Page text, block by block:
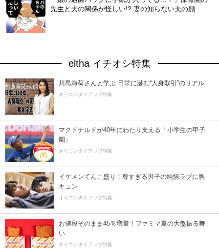
先生と夫の関係が怪しい!? 妻の知らない夫の顔
eltha イチオシ特集
川島海荷さんと学ぶ 日常に潜む“人身取引”のリアル
オリコンタイアップ特集
マクドナルドが40年にわたり支える「小学生の甲子
園」
オリコンタイアップ特集
イケメンてんこ盛り！尊すぎる男子の純情ラブに胸
キュン
オリコンタイアップ特集
お値段そのまま45％増量！ファミマ夏の大盤振る舞
い
オリコンタイアップ特集